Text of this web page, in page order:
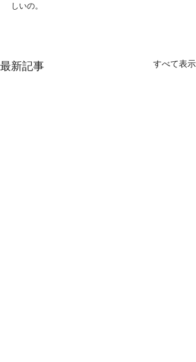
しいの。
最新記事 すべて表示